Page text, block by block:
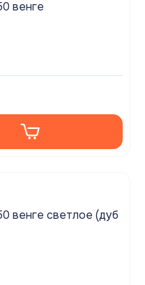
венге
венге светлое (дуб